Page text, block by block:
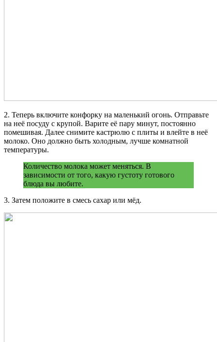
2. Теперь включите конфорку на маленький огонь. Отправьте
на неё посуду с крупой. Варите её пару минут, постоянно
помешивая. Далее снимите кастрюлю с плиты и влейте в неё
молоко. Оно должно быть холодным, лучше комнатной
температуры.
Количество молока может меняться. В
зависимости от того, какую густоту готового
блюда вы любите.
3. Затем положите в смесь сахар или мёд.